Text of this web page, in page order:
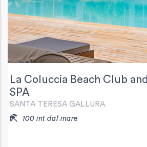
La Coluccia Beach Club and
SPA
SANTA TERESA GALLURA
100 mt dal mare